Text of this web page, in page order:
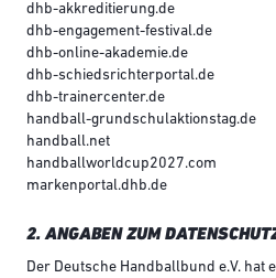
dhb-akkreditierung.de
dhb-engagement-festival.de
dhb-online-akademie.de
dhb-schiedsrichterportal.de
dhb-trainercenter.de
handball-grundschulaktionstag.de
handball.net
handballworldcup2027.com
markenportal.dhb.de
2. ANGABEN ZUM
Der Deutsche Handballbund e.V. hat